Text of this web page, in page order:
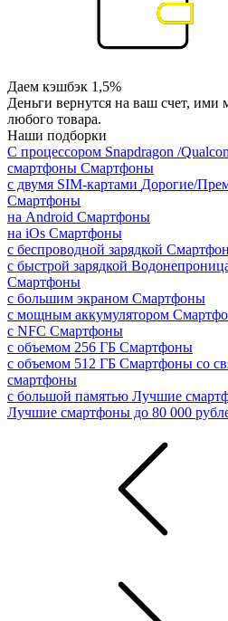
Даем кэшбэк 1,5%
Деньги вернутся на ваш счет, ими
любого товара.
Наши подборки
С процессором Snapdragon /
смартфоны Смартфоны
с двумя SIM-картами Дорогие/
Смартфоны
на Android Смартфоны
на iOs Смартфоны
с беспроводной зарядкой
с быстрой зарядкой
Смартфоны
с большим экраном Смартфоны
с мощным аккумулятором
с NFC Смартфоны
с объемом 256 ГБ Смартфоны
с объемом 512 ГБ Смартфоны со
смартфоны
с большой памятью Лучшие
Лучшие смартфоны до 80 000